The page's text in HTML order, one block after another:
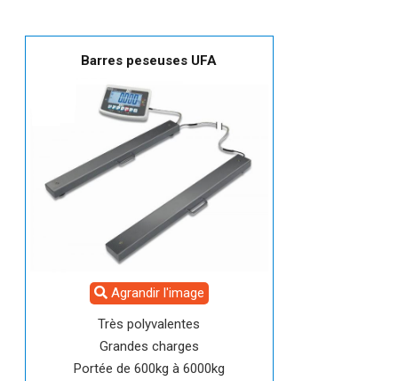
Barres peseuses UFA
Agrandir l'image
Très polyvalentes
Grandes charges
Portée de 600kg à 6000kg